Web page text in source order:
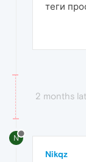
теги
2 months
N
Nikqz